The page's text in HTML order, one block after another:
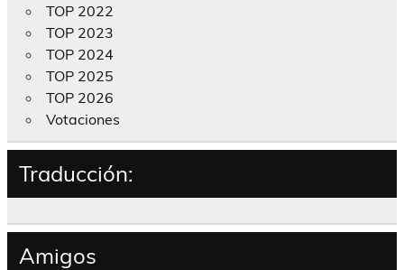
TOP 2022
TOP 2023
TOP 2024
TOP 2025
TOP 2026
Votaciones
Traducción:
Amigos